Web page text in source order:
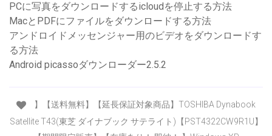
PCに写真をダウンロードするicloudを停止する方法
MacとPDFにファイルをダウンロードする方法
アンドロイドメッセンジャー用のビデオをダウンロードす
る方法
Android picassoダウンローダー2.5.2
】【送料無料】【延長保証対象商品】TOSHIBA Dynabook
Satellite T43(東芝 ダイナブック サテライト)【PST4322CW9R1U】